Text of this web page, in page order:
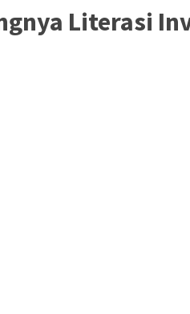
Literasi